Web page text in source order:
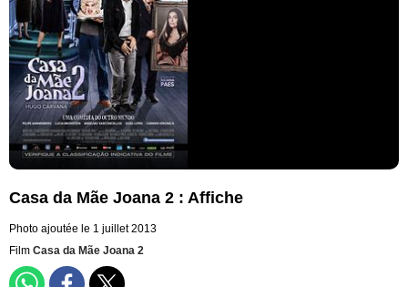
Casa da Mãe Joana 2 : Affiche
Photo ajoutée le 1 juillet 2013
Film Casa da Mãe Joana 2